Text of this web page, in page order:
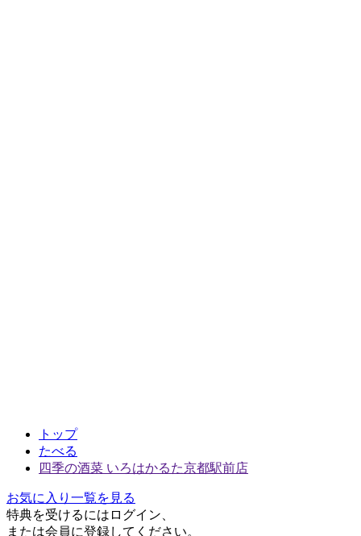
トップ
たべる
四季の酒菜 いろはかるた京都駅前店
お気に入り一覧を見る
特典を受けるにはログイン、
または会員に登録してください。